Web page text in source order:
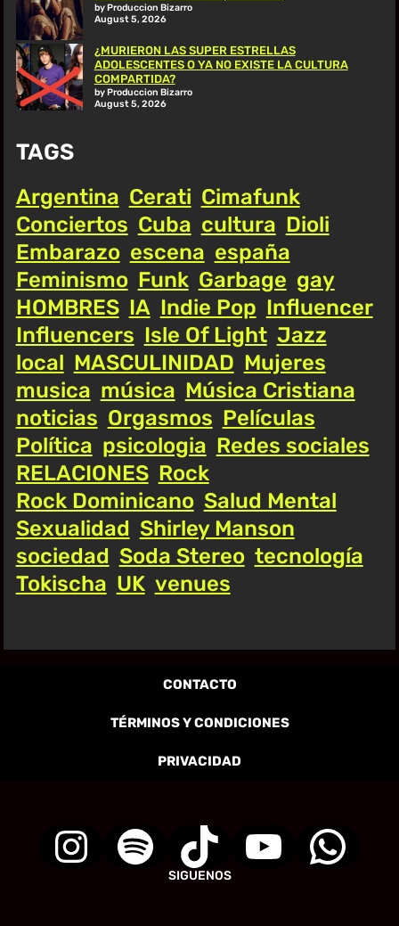
by Produccion Bizarro
August 5, 2026
¿MURIERON LAS SUPER ESTRELLAS
ADOLESCENTES O YA NO EXISTE LA CULTURA
COMPARTIDA?
by Produccion Bizarro
August 5, 2026
TAGS
Argentina Cerati Cimafunk
Conciertos Cuba cultura Dioli
Embarazo escena españa
Feminismo Funk Garbage gay
HOMBRES IA Indie Pop Influencer
Influencers Isle Of Light Jazz
local MASCULINIDAD Mujeres
musica música Música Cristiana
noticias Orgasmos Películas
Política psicologia Redes sociales
RELACIONES Rock
Rock Dominicano Salud Mental
Sexualidad Shirley Manson
sociedad Soda Stereo tecnología
Tokischa UK venues
CONTACTO
TÉRMINOS Y CONDICIONES
PRIVACIDAD
SIGUENOS